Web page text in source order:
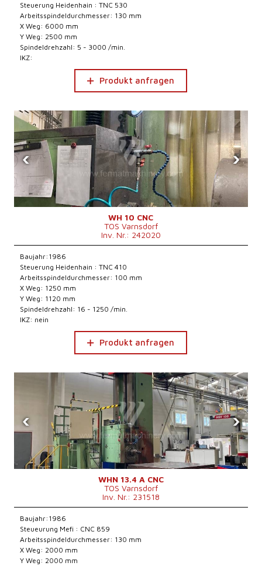
Steuerung Heidenhain : TNC 530
Arbeitsspindeldurchmesser: 130 mm
X Weg: 6000 mm
Y Weg: 2500 mm
Spindeldrehzahl: 5 - 3000 /min.
IKZ:
Produkt anfragen
‹ ›
WH 10 CNC
TOS Varnsdorf
Inv. Nr.: 242020
Baujahr:1986
Steuerung Heidenhain : TNC 410
Arbeitsspindeldurchmesser: 100 mm
X Weg: 1250 mm
Y Weg: 1120 mm
Spindeldrehzahl: 16 - 1250 /min.
IKZ: nein
Produkt anfragen
‹ ›
WHN 13.4 A CNC
TOS Varnsdorf
Inv. Nr.: 231518
Baujahr:1986
Steueurung Mefi : CNC 859
Arbeitsspindeldurchmesser: 130 mm
X Weg: 2000 mm
Y Weg: 2000 mm